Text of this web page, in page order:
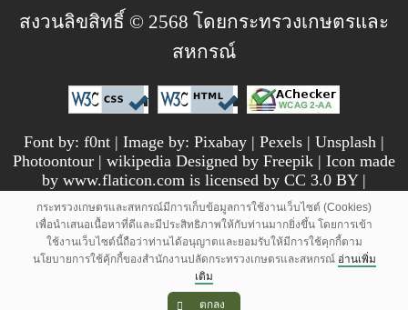
สงวนลิขสิทธิ์ © 2568 โดยกระทรวงเกษตรและ
สหกรณ์
Font by: f0nt | Image by: Pixabay | Pexels | Unsplash |
Photoontour | wikipedia Designed by Freepik | Icon made
by www.flaticon.com is licensed by CC 3.0 BY |
pngtree.com
กระทรวงเกษตรและสหกรณ์มีการเก็บข้อมูลการใช้งานเว็บไซต์ (Cookies)
เพื่อนำเสนอเนื้อหาที่ดีและมีประสิทธิภาพให้กับท่านมากยิ่งขึ้น โดยการเข้า
ใช้งานเว็บไซต์นี้ถือว่าท่านได้อนุญาตและยอมรับให้มีการใช้คุกกี้ตาม
นโยบายการใช้คุ้กกี้ของสำนักงานปลัดกระทรวงเกษตรและสหกรณ์ อ่านเพิ่ม
เติม
ตกลง